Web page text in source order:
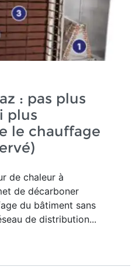
: pas plus
plus
le chauffage
de chaleur à
de décarboner
du bâtiment sans
de distribution...